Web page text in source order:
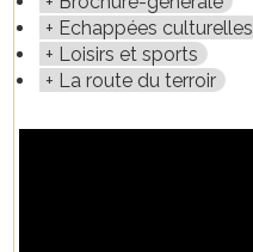
Echappées culturelles
Loisirs et sports
La route du terroir